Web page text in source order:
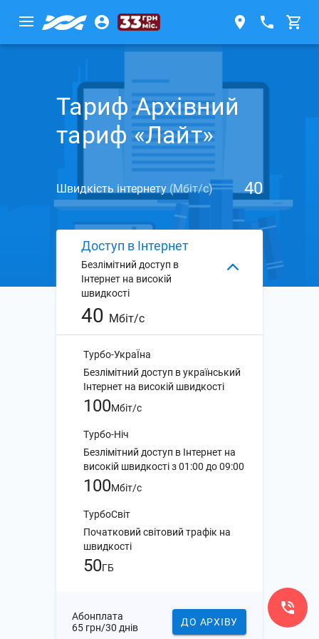
Тариф Архівний
тариф «Лайт»
Швидкість інтернету (Мбіт/с) 40
Доступ в Інтернет
Безлімітний доступ в
Інтернет на високій
швидкості
40 Мбіт/с
Турбо-УкраЇна
Безлімітний доступ в український
Інтернет на високій швидкості
100Мбіт/с
Турбо-Ніч
Безлімітний доступ в Інтернет на
високій швидкості з 01:00 до 09:00
100Мбіт/с
ТурбоСвіт
Початковий світовий трафік на
швидкості
50ГБ
Абонплата
65 грн/30 днів
ДО АРХІВУ